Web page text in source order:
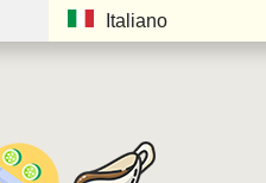
Italiano